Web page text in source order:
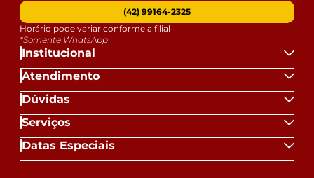
Institucional
Atendimento
Dúvidas
Serviços
Datas Especiais
(42) 99164-2325
Horário pode variar conforme a filial
*Somente WhatsApp